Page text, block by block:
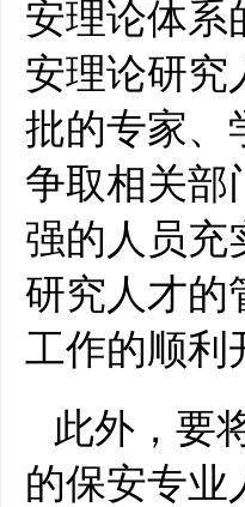
安理论体系
安理论研究
批的专家、
争取相关部
强的人员充
研究人才的
工作的顺利
此外，要
的保安专业